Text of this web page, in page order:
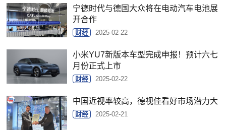
宁德时代与德国大众将在电动汽车电池展
开合作
财经 2025-02-22
小米YU7新版本车型完成申报！预计六七
月份正式上市
财经 2025-02-22
中国近视率较高，德视佳看好市场潜力大
财经 2025-02-21